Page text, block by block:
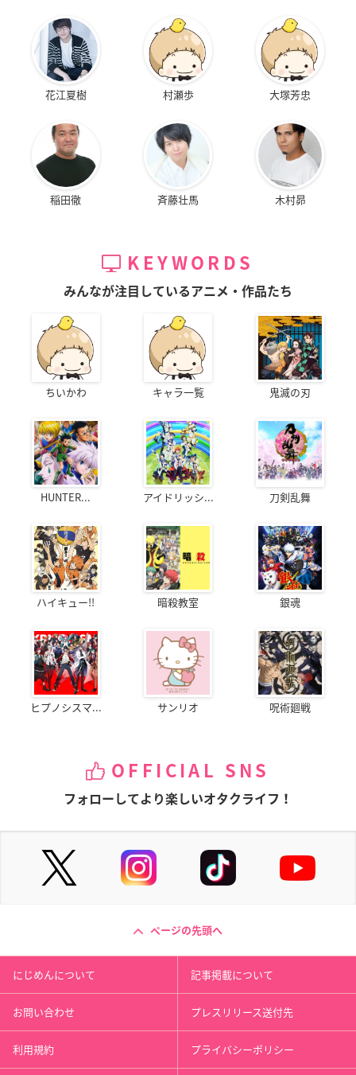
花江夏樹 村瀬歩 大塚芳忠
稲田徹 斉藤壮馬 木村昴
KEYWORDS
みんなが注目しているアニメ・作品たち
ちいかわ キャラ一覧 鬼滅の刃
HUNTER... アイドリッシ... 刀剣乱舞
ハイキュー!! 暗殺教室 銀魂
ヒプノシスマ... サンリオ 呪術廻戦
OFFICIAL SNS
フォローしてより楽しいオタクライフ！
ページの先頭へ
にじめんについて 記事掲載について
お問い合わせ プレスリリース送付先
利用規約 プライバシーポリシー